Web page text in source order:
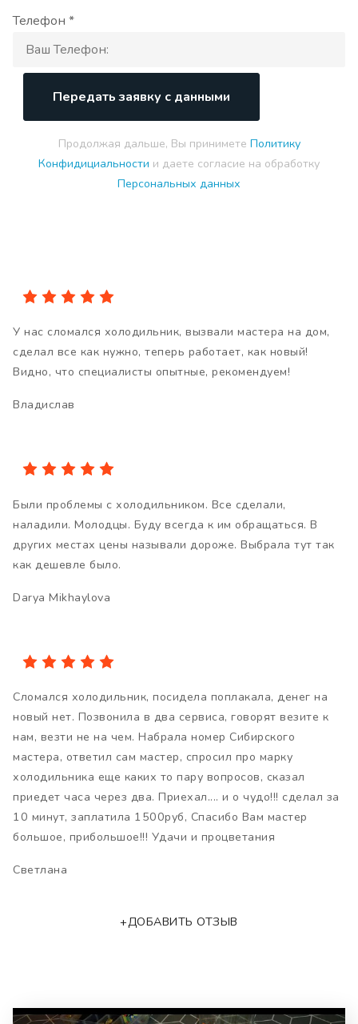
Телефон *
Передать заявку с данными
Продолжая дальше, Вы принимете Политику
Конфидициальности и даете согласие на обработку
Персональных данных
У нас сломался холодильник, вызвали мастера на дом,
сделал все как нужно, теперь работает, как новый!
Видно, что специалисты опытные, рекомендуем!
Владислав
Были проблемы с холодильником. Все сделали,
наладили. Молодцы. Буду всегда к им обращаться. В
других местах цены называли дороже. Выбрала тут так
как дешевле было.
Darya Mikhaylova
Сломался холодильник, посидела поплакала, денег на
новый нет. Позвонила в два сервиса, говорят везите к
нам, везти не на чем. Набрала номер Сибирского
мастера, ответил сам мастер, спросил про марку
холодильника еще каких то пару вопросов, сказал
приедет часа через два. Приехал.... и о чудо!!! сделал за
10 минут, заплатила 1500руб, Спасибо Вам мастер
большое, прибольшое!!! Удачи и процветания
Светлана
+ДОБАВИТЬ ОТЗЫВ